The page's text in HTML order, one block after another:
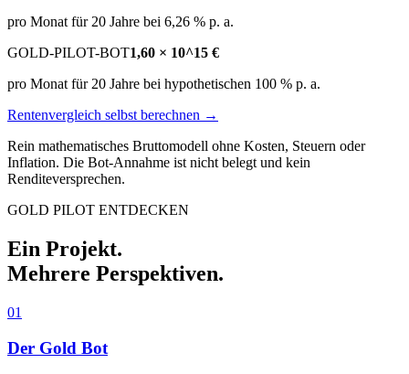
pro Monat für 20 Jahre bei 6,26 % p. a.
GOLD-PILOT-BOT1,60 × 10^15 €
pro Monat für 20 Jahre bei hypothetischen 100 % p. a.
Rentenvergleich selbst berechnen →
Rein mathematisches Bruttomodell ohne Kosten, Steuern oder
Inflation. Die Bot-Annahme ist nicht belegt und kein
Renditeversprechen.
GOLD PILOT ENTDECKEN
Ein Projekt.
Mehrere Perspektiven.
01
Der Gold Bot